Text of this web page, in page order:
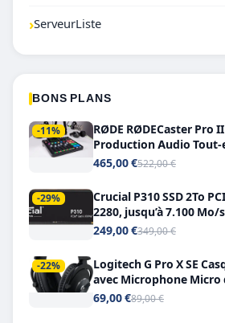
›ServeurListe
BONS PLANS
-11%
RØDE RØDECaster Pro
Production Audio
Double USB-C
465,00 €522,00 €
-29%
Crucial P310 SSD 2To
2280, jusqu’à 7.100 Mo/s
249,00 €349,00 €
-22%
Logitech G Pro X SE
avec Microphone Micro
Headphone X 7.1
69,00 €89,00 €